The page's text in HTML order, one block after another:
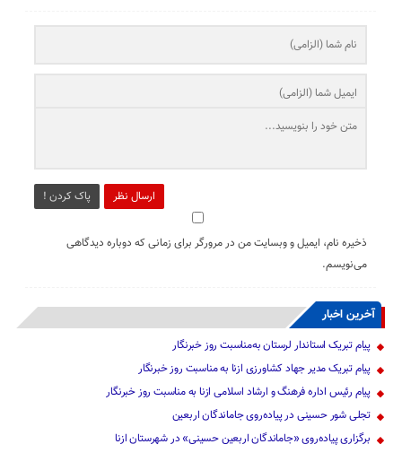
ارسال نظر پاک کردن !
ذخیره نام، ایمیل و وبسایت من در مرورگر برای زمانی که دوباره دیدگاهی
می‌نویسم.
آخرین اخبار
پیام تبریک استاندار لرستان به‌مناسبت روز خبرنگار
پیام تبریک مدیر جهاد کشاورزی ازنا به مناسبت روز خبرنگار
پیام رئیس اداره فرهنگ و ارشاد اسلامی ازنا به مناسبت روز خبرنگار
تجلی شور حسینی در پیاده‌روی جاماندگان اربعین
برگزاری پیاده‌روی «جاماندگان اربعین حسینی» در شهرستان ازنا